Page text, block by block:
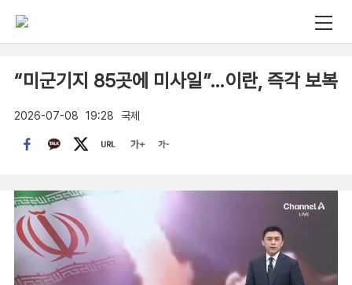
“미군기지 85곳에 미사일”…이란, 즉각 보복
2026-07-08 19:28 국제